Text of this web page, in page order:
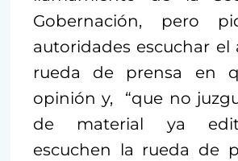
Gobernación, pero
autoridades escuchar el
rueda de prensa en
opinión y, “que no
de material ya
escuchen la rueda de